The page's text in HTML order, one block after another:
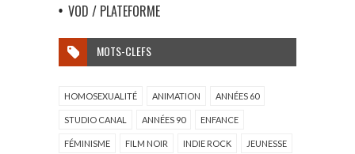
VOD / PLATEFORME
MOTS-CLEFS
HOMOSEXUALITÉ ANIMATION ANNÉES 60
STUDIO CANAL ANNÉES 90 ENFANCE
FÉMINISME FILM NOIR INDIE ROCK JEUNESSE